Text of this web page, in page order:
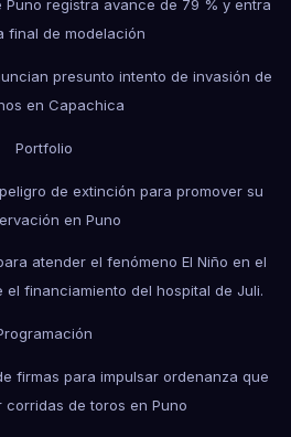
registra avance de 79 % y entra
final de modelación
presunto intento de invasión de
en Capachica
Portfolio
de extinción para promover su
en Puno
atender el fenómeno El Niño en el
financiamiento del hospital de Juli.
firmas para impulsar ordenanza que
corridas de toros en Puno